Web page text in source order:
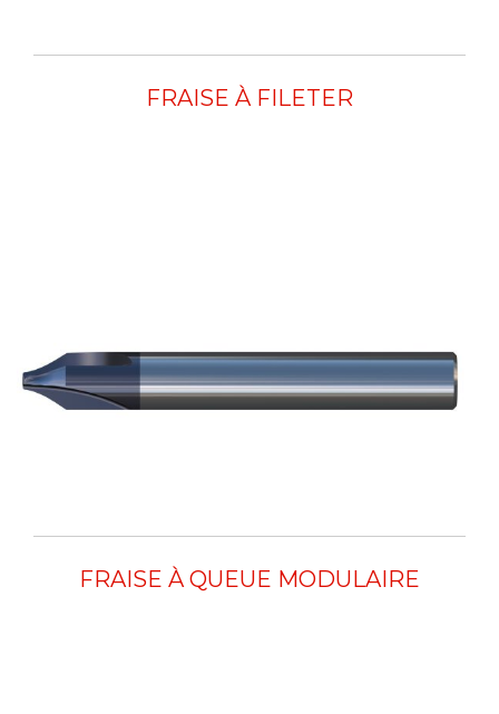
FRAISE À FILETER
FRAISE À QUEUE MODULAIRE